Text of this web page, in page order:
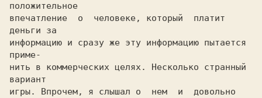
положительное
впечатление  о  человеке, который  платит
деньги за
информацию и сразу же эту информацию пытается
приме-
нить в коммерческих целях. Несколько странный
вариант
игры. Впрочем, я слышал о  нем  и  довольно